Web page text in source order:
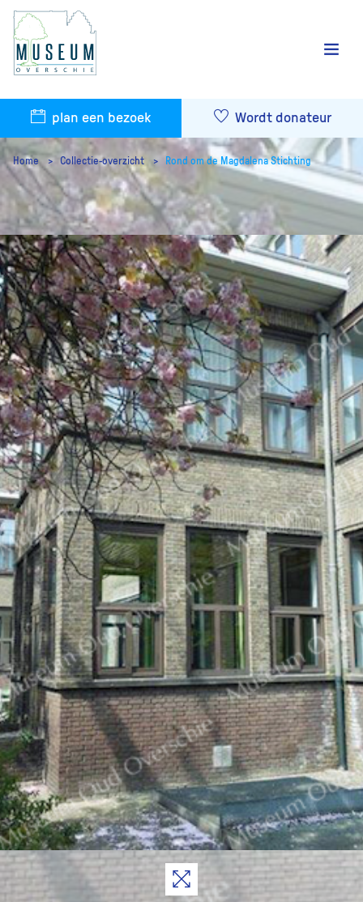
plan een bezoek Wordt donateur
Home Collectie-overzicht Rond om de Magdalena Stichting